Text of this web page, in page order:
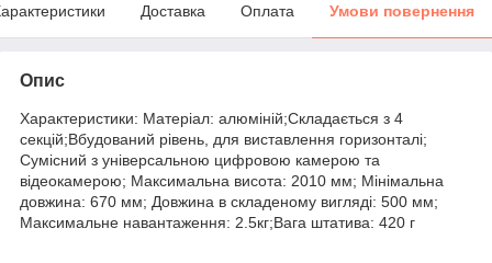
Доставка Оплата Умови повернення
Опис
Характеристики: Матеріал: алюміній;Складається з 4
секцій;Вбудований рівень, для виставлення горизонталі;
Сумісний з універсальною цифровою камерою та
відеокамерою; Максимальна висота: 2010 мм; Мінімальна
довжина: 670 мм; Довжина в складеному вигляді: 500 мм;
Максимальне навантаження: 2.5кг;Вага штатива: 420 г